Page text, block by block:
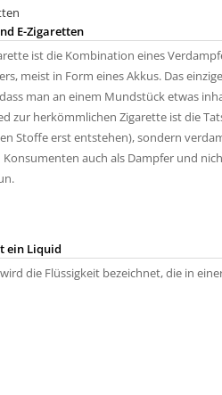
E-Zigaretten
ist die Kombination eines
meist in Form eines Akkus. Das
man an einem Mundstück etwas
zur herkömmlichen Zigarette ist die
Stoffe erst entstehen), sondern
auch als Dampfer und
ein Liquid
die Flüssigkeit bezeichnet, die in